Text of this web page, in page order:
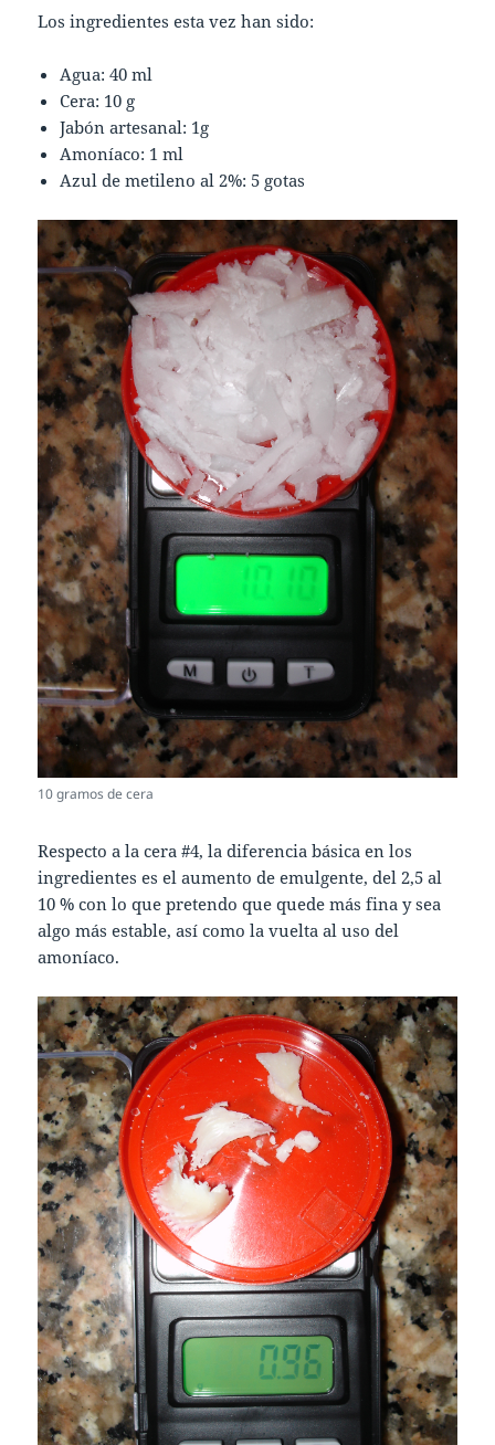
Los ingredientes esta vez han sido:
Agua: 40 ml
Cera: 10 g
Jabón artesanal: 1g
Amoníaco: 1 ml
Azul de metileno al 2%: 5 gotas
10 gramos de cera
Respecto a la cera #4, la diferencia básica en los
ingredientes es el aumento de emulgente, del 2,5 al
10 % con lo que pretendo que quede más fina y sea
algo más estable, así como la vuelta al uso del
amoníaco.